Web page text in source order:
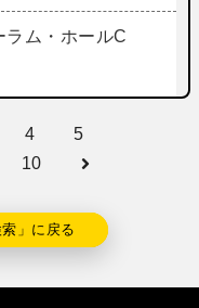
ラム・ホールC
4
5
10
」に戻る